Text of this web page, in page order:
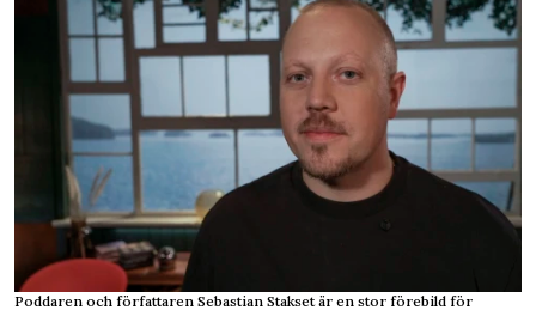
Poddaren och författaren Sebastian Stakset är en stor förebild för